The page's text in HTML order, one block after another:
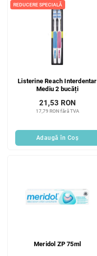
REDUCERE SPECIALĂ
Listerine Reach Interdentar
Mediu 2 bucăți
17,79 RON fără TVA
21,53 RON
Adaugă în Coş
Meridol ZP 75ml